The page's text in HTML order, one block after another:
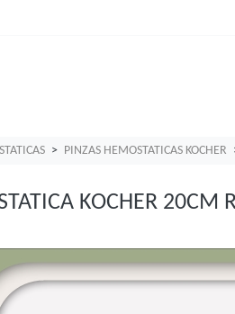
PINZAS HEMOSTATICAS KOCHER
KOCHER 20CM